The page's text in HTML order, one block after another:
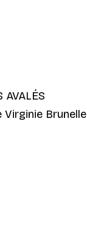
AVALÉS
Virginie Brunelle